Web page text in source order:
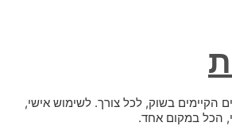
הקיימים בשוק, לכל צורך. לשימוש אישי,
הכל במקום אחד.